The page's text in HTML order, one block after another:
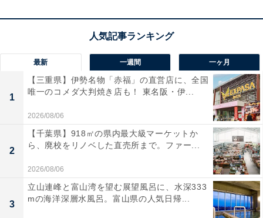
スプレイ、256GB、横向きの12MP フロント/バックカメ
ラ、LiDAR スキャナ、Apple N1によるWi-Fi 7、Face
ID、一日中使えるバッテリー - スペースブラック
最新 一週間 一ヶ月
1
【三重県】伊勢名物「赤福」の直営店に、全国
唯一のコメダ大判焼き店も！ 東名阪・伊...
2026/08/06
2
【千葉県】918㎡の県内最大級マーケットか
ら、廃校をリノベした直売所まで。ファー...
2026/08/06
3
立山連峰と富山湾を望む展望風呂に、水深333
mの海洋深層水風呂。富山県の人気日帰...